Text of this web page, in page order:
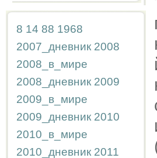
8 14 88 1968
2007_дневник 2008
2008_в_мире
2008_дневник 2009
2009_в_мире
2009_дневник 2010
2010_в_мире
2010_дневник 2011